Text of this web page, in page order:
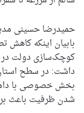
حمیدرضا حسینی
بابیان اینکه
کوچک‌سازی دولت در
بخش خصوصی با
شدن ظرفیت باعث برآیند مثبت و ۲۴